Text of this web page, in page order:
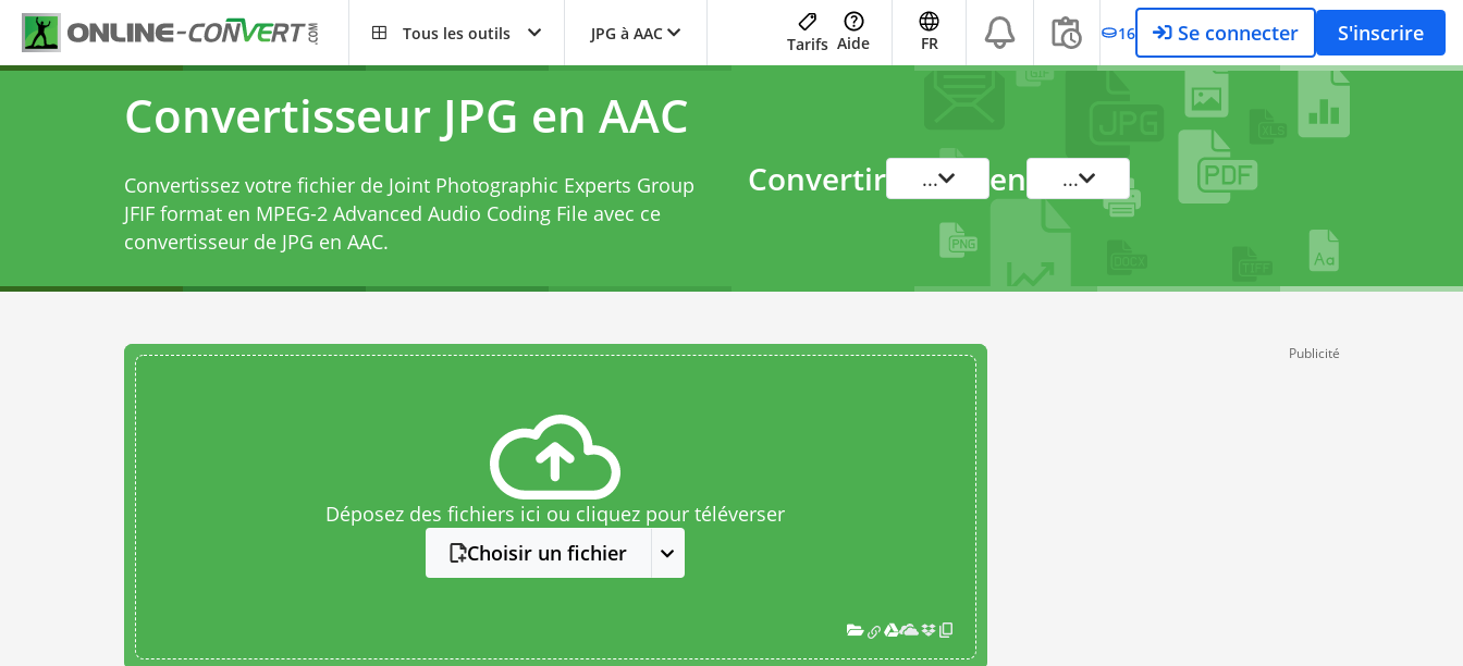
Tous les outils JPG à AAC
Tarifs Aide FR 16 Se connecter S'inscrire
Convertisseur JPG en AAC
Convertissez votre fichier de Joint Photographic Experts Group
JFIF format en MPEG-2 Advanced Audio Coding File avec ce
convertisseur de JPG en AAC.
Convertir ... en ...
Déposez des fichiers ici ou cliquez pour téléverser
Choisir un fichier
Publicité